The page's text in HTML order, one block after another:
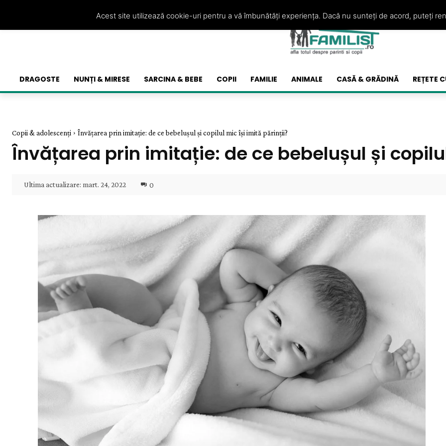
DRAGOSTE NUNȚI & MIRESE SARCINA & BEBE COPII FAMILIE ANIMALE CASĂ & GRĂDINĂ REȚETE
Copii & adolescenți Învățarea prin imitație: de ce bebelușul și copilul mic își imită părinții?
Învățarea prin imitație: de ce bebelușul și
Ultima actualizare: mart. 24, 2022 0
Acest site utilizează cookie-uri pentru a vă îmbunătăți experiența. Dacă nu sunteți de acord, puteți